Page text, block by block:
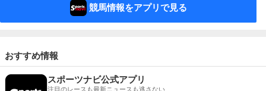
競馬情報をアプリで見る
おすすめ情報
スポーツナビ公式アプリ
注目のレースも最新ニュースも逃さない